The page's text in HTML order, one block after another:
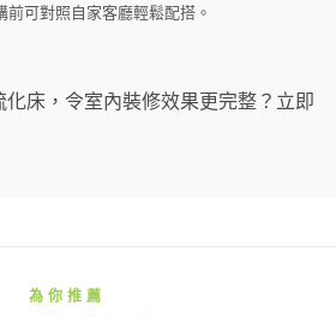
前可對照自家客廳輕鬆配搭。
化床，令室內裝修效果更完整？立即